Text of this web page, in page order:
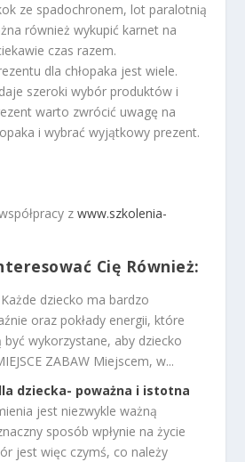
ze spadochronem, lot paralotnią
również wykupić karnet na
czas razem.
dla chłopaka jest wiele.
szeroki wybór produktów i
warto zwrócić uwagę na
i wybrać wyjątkowy prezent.
zwww.szkolenia-
Cię Również:
Każde dziecko ma bardzo
oraz pokłady energii, które
być wykorzystane, aby dziecko
ZABAW Miejscem, w...
dziecka- poważna i istotna
jest niezwykle ważną
sposób wpłynie na życie
jest więc czymś, co należy